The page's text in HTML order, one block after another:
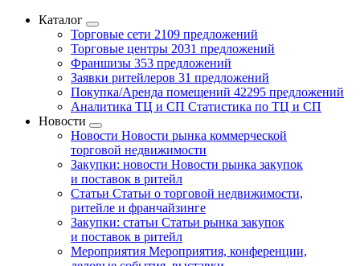
Каталог
Торговые сети 2109 предложений
Торговые центры 2031 предложений
Франшизы 353 предложений
Заявки ритейлеров 31 предложений
Покупка/Аренда помещений 42295 предложений
Аналитика ТЦ и СП Статистика по ТЦ и СП
Новости
Новости Новости рынка коммерческой
торговой недвижимости
Закупки: новости Новости рынка закупок
и поставок в ритейл
Статьи Статьи о торговой недвижимости,
ритейле и франчайзинге
Закупки: статьи Статьи рынка закупок
и поставок в ритейл
Мероприятия Мероприятия, конференции,